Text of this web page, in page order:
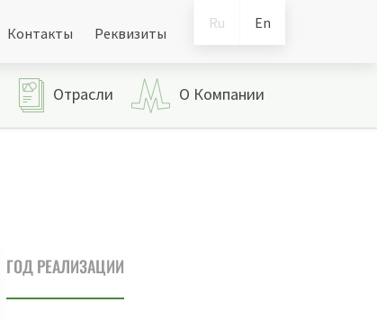
Ru En
Контакты Реквизиты
Отрасли О Компании
ГОД РЕАЛИЗАЦИИ